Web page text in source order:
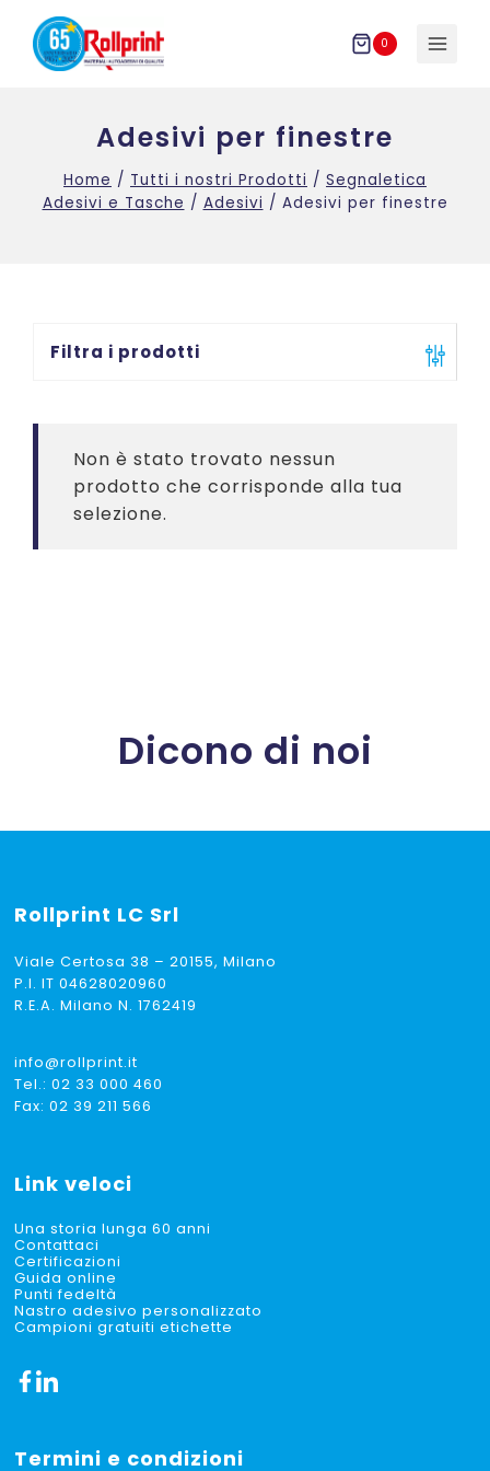
Salta
contenuto
0
Adesivi per finestre
Home / Tutti i nostri Prodotti / Segnaletica
Adesivi e Tasche / Adesivi / Adesivi per finestre
Non è stato trovato nessun
prodotto che corrisponde alla tua
selezione.
Filtra i prodotti
Dicono di noi
Rollprint LC Srl
Viale Certosa 38 – 20155, Milano
P.I. IT 04628020960
R.E.A. Milano N. 1762419
info@rollprint.it
Tel.:02 33 000 460
Fax: 02 39 211 566
Link veloci
Una storia lunga 60 anni
Contattaci
Certificazioni
Guida online
Punti fedeltà
Nastro adesivo personalizzato
Campioni gratuiti etichette
Termini e condizioni